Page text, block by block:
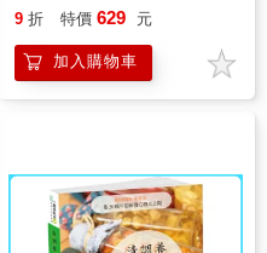
9 折 特價 629 元
加入購物車